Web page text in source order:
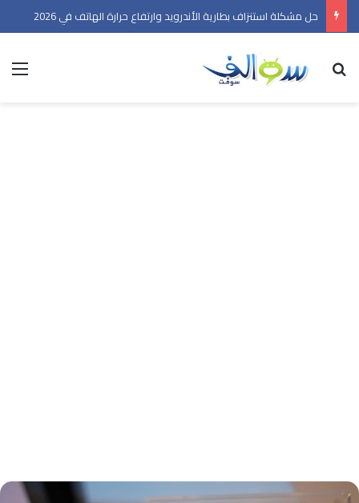
حل مشكلة استنزاف بطارية الأندرويد وارتفاع حرارة الهاتف في 2026
بحث عن